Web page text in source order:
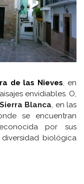
de las Nieves, en
envidiables. O,
Sierra Blanca, en las
se encuentran
por sus
biológica